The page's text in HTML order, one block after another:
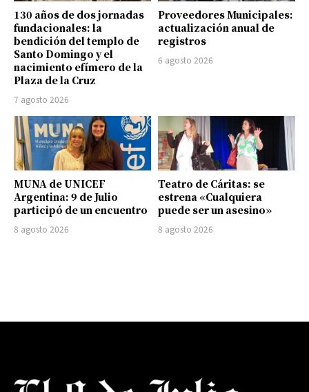
130 años de dos jornadas
fundacionales: la
bendición del templo de
Santo Domingo y el
nacimiento efímero de la
Plaza de la Cruz
7 agosto 2026
Proveedores Municipales:
actualización anual de
registros
6 agosto 2026
MUNA de UNICEF
Argentina: 9 de Julio
participó de un encuentro
8 agosto 2026
Teatro de Cáritas: se
estrena «Cualquiera
puede ser un asesino»
8 agosto 2026